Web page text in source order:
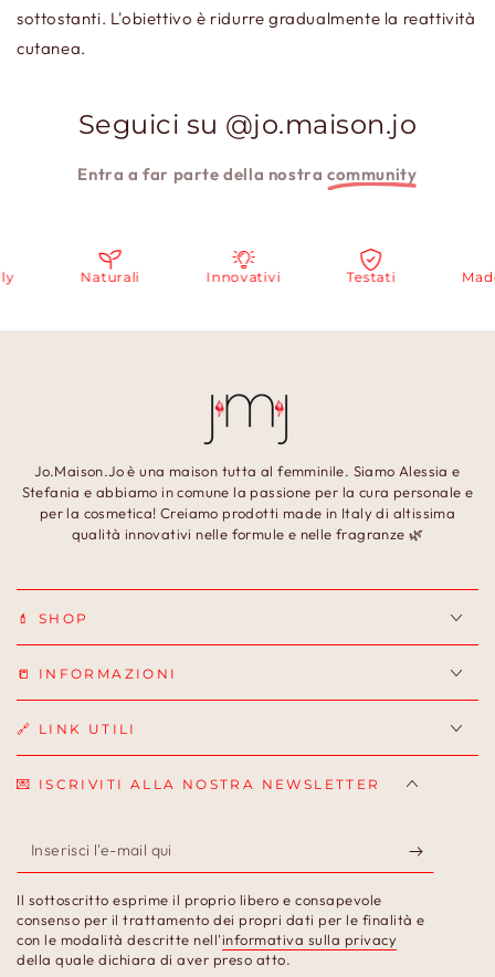
sottostanti. L'obiettivo è ridurre gradualmente la reattività
cutanea.
Seguici su @jo.maison.jo
Entra a far parte della nostracommunity
Naturali Innovativi Testati
Jo.Maison.Jo è una maison tutta al femminile. Siamo Alessia e
Stefania e abbiamo in comune la passione per la cura personale e
per la cosmetica! Creiamo prodotti made in Italy di altissima
qualità innovativi nelle formule e nelle fragranze 🌿
💄 SHOP
📒 INFORMAZIONI
🔗 LINK UTILI
💌 ISCRIVITI ALLA NOSTRA NEWSLETTER
Inserisci
l'e-
mail
qui
Il sottoscritto esprime il proprio libero e consapevole
consenso per il trattamento dei propri dati per le finalità e
con le modalità descritte nell'informativa sulla privacy
della quale dichiara di aver preso atto.